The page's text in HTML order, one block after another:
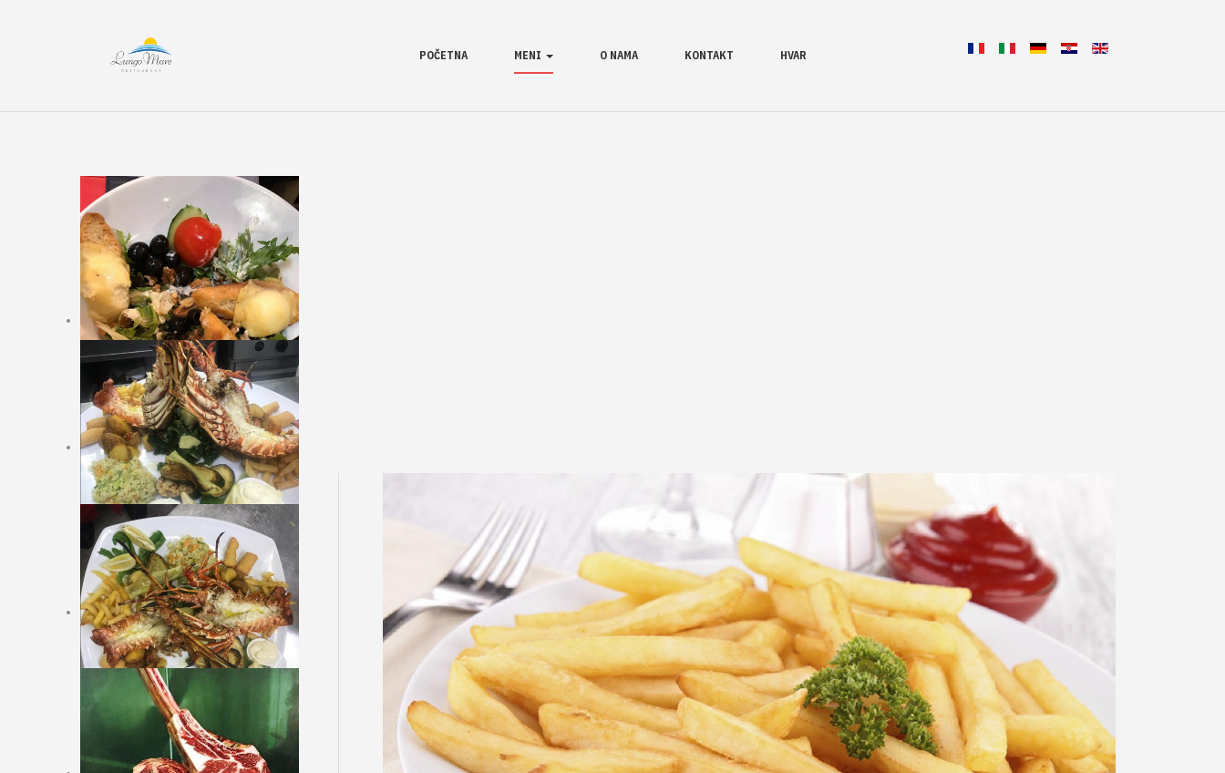
POČETNA MENI O NAMA KONTAKT HVAR
Hladna predjela
Juhe
Topla predjela
Ribe školjke, rakovi s
prilogom
Vegetarijanska jela
Mesna jela s prilogom
Argentinsko meso